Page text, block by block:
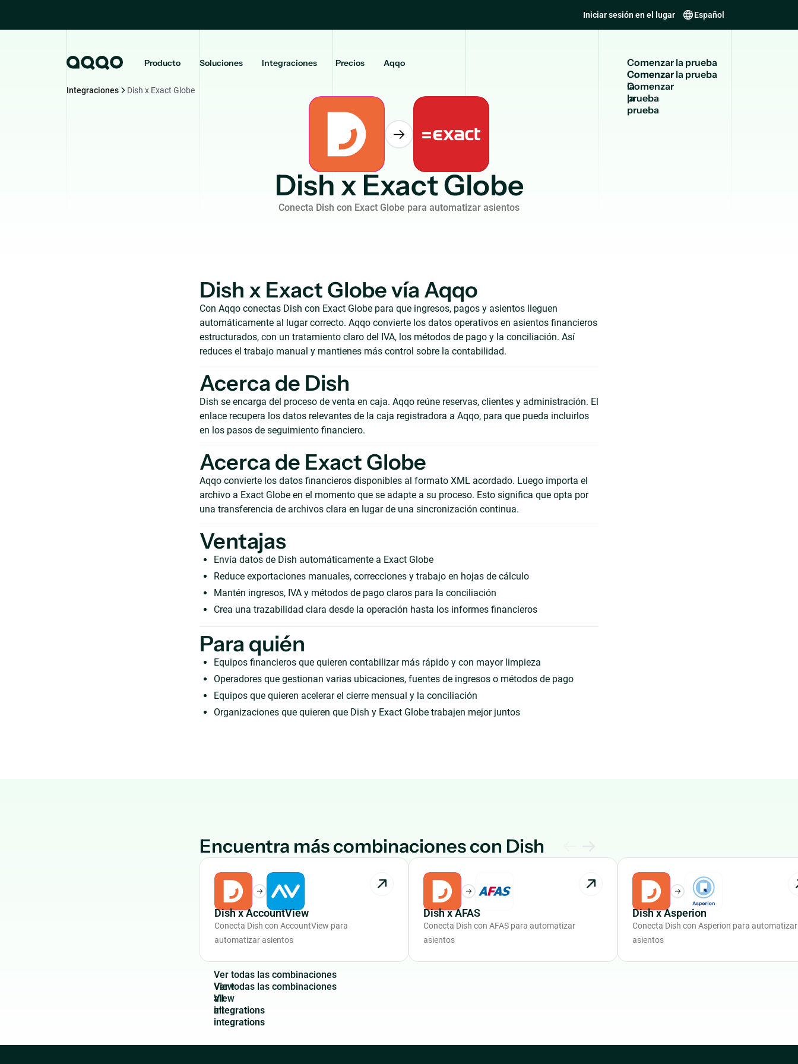
Iniciar sesión en el lugar Español
Producto Soluciones Integraciones Precios Aqqo Comenzarla prueba
Comenzar
la
prueba
Integraciones Dish x Exact Globe
Dish x Exact Globe
Conecta Dish con Exact Globe para automatizar asientos
Dish x Exact Globe vía Aqqo
Con Aqqo conectas Dish con Exact Globe para que ingresos, pagos y asientos lleguen
automáticamente al lugar correcto. Aqqo convierte los datos operativos en asientos financieros
estructurados, con un tratamiento claro del IVA, los métodos de pago y la conciliación. Así
reduces el trabajo manual y mantienes más control sobre la contabilidad.
Acerca de Dish
Dish se encarga del proceso de venta en caja. Aqqo reúne reservas, clientes y administración. El
enlace recupera los datos relevantes de la caja registradora a Aqqo, para que pueda incluirlos
en los pasos de seguimiento financiero.
Acerca de Exact Globe
Aqqo convierte los datos financieros disponibles al formato XML acordado. Luego importa el
archivo a Exact Globe en el momento que se adapte a su proceso. Esto significa que opta por
una transferencia de archivos clara en lugar de una sincronización continua.
Ventajas
Envía datos de Dish automáticamente a Exact Globe
Reduce exportaciones manuales, correcciones y trabajo en hojas de cálculo
Mantén ingresos, IVA y métodos de pago claros para la conciliación
Crea una trazabilidad clara desde la operación hasta los informes financieros
Para quién
Equipos financieros que quieren contabilizar más rápido y con mayor limpieza
Operadores que gestionan varias ubicaciones, fuentes de ingresos o métodos de pago
Equipos que quieren acelerar el cierre mensual y la conciliación
Organizaciones que quieren que Dish y Exact Globe trabajen mejor juntos
Encuentra más combinaciones con Dish
Dish x AccountView
Conecta Dish con AccountView para
automatizar asientos
Dish x AFAS
Conecta Dish con AFAS para automatizar
asientos
Dish x Asperion
Conecta Dish con Asperion para automatizar
asientos
Ver todas las combinaciones
View
all
integrations